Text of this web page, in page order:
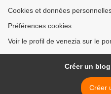
Cookies et données
Préférences cookies
Voir le profil de venezia sur le
Créer un
Créer